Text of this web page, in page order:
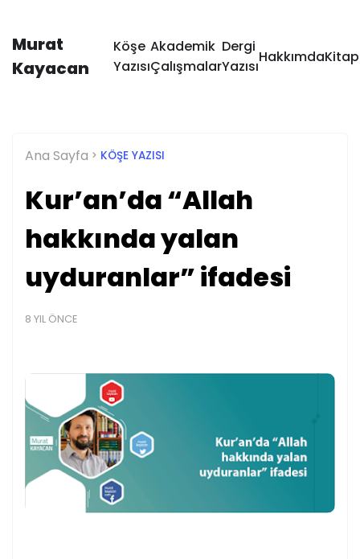
Murat
Kayacan
Köşe
Yazısı
Akademik
Çalışmalar
Dergi
Yazısı
HakkımdaKitap
Ana Sayfa KÖŞE YAZISI
Kur’an’da “Allah
hakkında yalan
uyduranlar” ifadesi
8 YIL ÖNCE